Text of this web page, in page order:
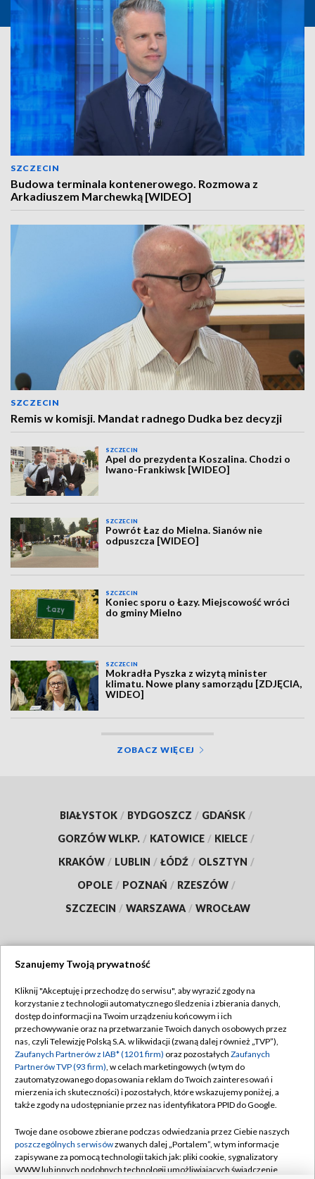
SZCZECIN
Budowa terminala kontenerowego. Rozmowa z
Arkadiuszem Marchewką [WIDEO]
SZCZECIN
Remis w komisji. Mandat radnego Dudka bez decyzji
SZCZECIN
Apel do prezydenta Koszalina. Chodzi o
Iwano-Frankiwsk [WIDEO]
SZCZECIN
Powrót Łaz do Mielna. Sianów nie
odpuszcza [WIDEO]
SZCZECIN
Koniec sporu o Łazy. Miejscowość wróci
do gminy Mielno
SZCZECIN
Mokradła Pyszka z wizytą minister
klimatu. Nowe plany samorządu [ZDJĘCIA,
WIDEO]
ZOBACZ WIĘCEJ
BIAŁYSTOK / BYDGOSZCZ / GDAŃSK /
GORZÓW WLKP. / KATOWICE / KIELCE /
KRAKÓW / LUBLIN / ŁÓDŹ / OLSZTYN /
OPOLE / POZNAŃ / RZESZÓW /
SZCZECIN / WARSZAWA / WROCŁAW
TVP
Abonament TVP
Emisja w TVP
Centrum informacji TVP
Naziemna Telewizja Cyfrowa
Rada Programowa
System NOS
Regulamin TVP
Polityka prywatności
Moje zgody
Pomoc
Kontakt
Szanujemy Twoją prywatność
Kliknij "Akceptuję i przechodzę do serwisu", aby wyrazić zgody na
korzystanie z technologii automatycznego śledzenia i zbierania danych,
dostęp do informacji na Twoim urządzeniu końcowym i ich
przechowywanie oraz na przetwarzanie Twoich danych osobowych przez
nas, czyli Telewizję Polską S.A. w likwidacji (zwaną dalej również „TVP”),
Zaufanych Partnerów z IAB* (1201 firm) oraz pozostałych Zaufanych
Partnerów TVP (93 firm), w celach marketingowych (w tym do
zautomatyzowanego dopasowania reklam do Twoich zainteresowań i
mierzenia ich skuteczności) i pozostałych, które wskazujemy poniżej, a
także zgody na udostępnianie przez nas identyfikatora PPID do Google.
Twoje dane osobowe zbierane podczas odwiedzania przez Ciebie naszych
poszczególnych serwisówzwanych dalej „Portalem”, w tym informacje
zapisywane za pomocą technologii takich jak: pliki cookie, sygnalizatory
WWW lub innych podobnych technologii umożliwiających świadczenie